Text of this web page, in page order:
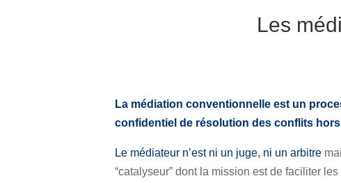
Les
La médiation conventionnelle est un
confidentiel de résolution des conflits
Le médiateur n’est ni un juge, ni un arbitre
“catalyseur” dont la mission est de faciliter